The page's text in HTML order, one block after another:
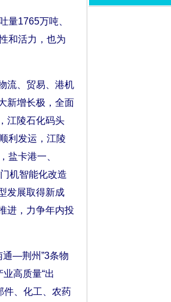
1765万吨、
和活力，也为
流、贸易、港机
新增长极，全面
江陵石化码头
利发运，江陵
盐卡港一、
机智能化改造
发展取得新成
进，力争年内投
—荆州”3条物
高质量“出
件、化工、农药